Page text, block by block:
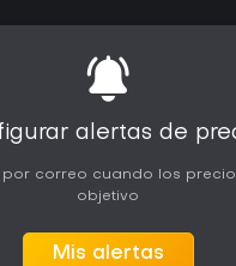
alertas de
por correo cuando los
objetivo
Mis alertas